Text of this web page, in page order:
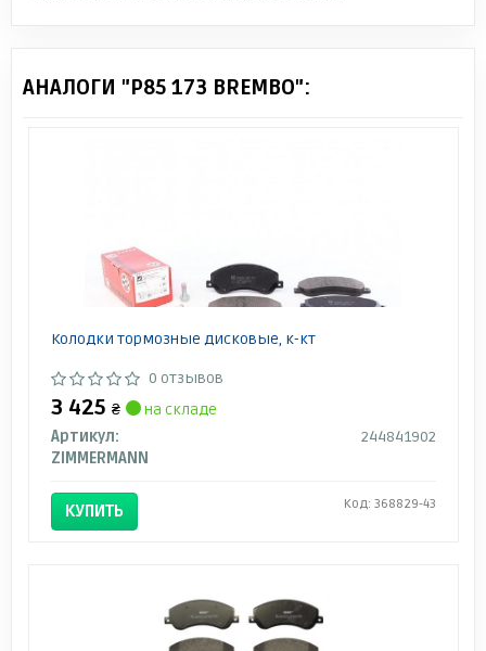
АНАЛОГИ "P85 173 BREMBO":
Колодки тормозные дисковые, к-кт
0 отзывов
3 425 ₴
на складе
Артикул:
244841902
ZIMMERMANN
КУПИТЬ Код: 368829-43